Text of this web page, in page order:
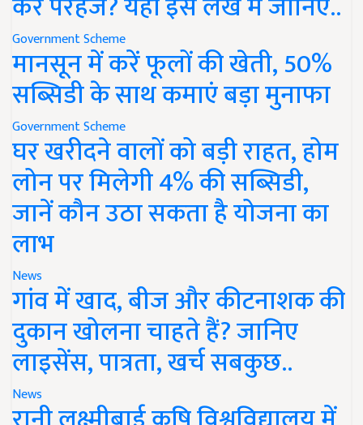
Government Scheme
मानसून में करें फूलों की खेती, 50%
सब्सिडी के साथ कमाएं बड़ा मुनाफा
Government Scheme
घर खरीदने वालों को बड़ी राहत, होम
लोन पर मिलेगी 4% की सब्सिडी,
जानें कौन उठा सकता है योजना का
लाभ
News
गांव में खाद, बीज और कीटनाशक की
दुकान खोलना चाहते हैं? जानिए
लाइसेंस, पात्रता, खर्च सबकुछ..
News